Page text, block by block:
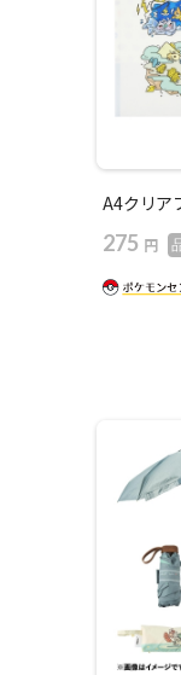
A4クリア
275 円